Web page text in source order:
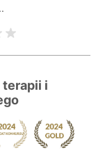
terapii i